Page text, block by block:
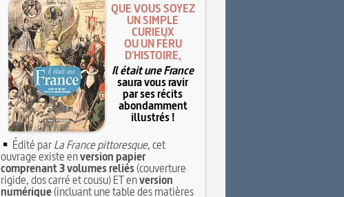
QUE VOUS SOYEZ
UN SIMPLE
CURIEUX
OU UN FÉRU
D'HISTOIRE,
Il était une France
saura vous ravir
par ses récits
abondamment
illustrés !
Édité parLa France pittoresque, cet
ouvrage existe enversion papier
comprenant 3 volumes reliés(couverture
rigide, dos carré et cousu) ET enversion
numérique(incluant une table des matières